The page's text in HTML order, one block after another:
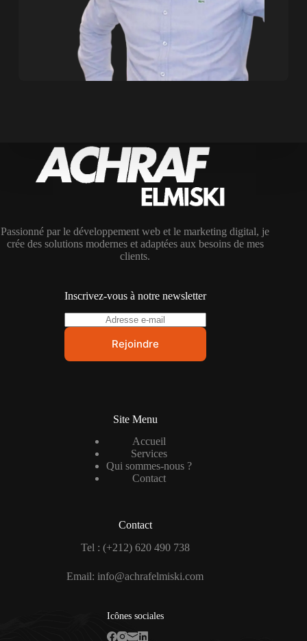
Passionné par le développement web et le marketing digital, je
crée des solutions modernes et adaptées aux besoins de mes
clients.
Inscrivez-vous à notre newsletter
Rejoindre
Site Menu
Accueil
Services
Qui sommes-nous ?
Contact
Contact
Tel : (+212) 620 490 738
Email: info@achrafelmiski.com
Icônes sociales